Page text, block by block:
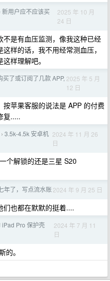
用户应不应该买
2025 年 10 月
24 日
是有血压监测，像我这种已经
样的话，我不用经常测血压，
样理解吧。
买了或订阅了几款 APP, 2025 年 5 月
12 日
苹果客服的说法是 APP 的付费
复.....
› 3.5k-4.5k 安卓机 2024 年 11 月 26
日
个解锁的还是三星 S20
年了，写点流水账2024 年 9 月 25 日
们也都在默默的挺着....
iPad Pro 保护壳
2024 年 7 月 11
日
的。